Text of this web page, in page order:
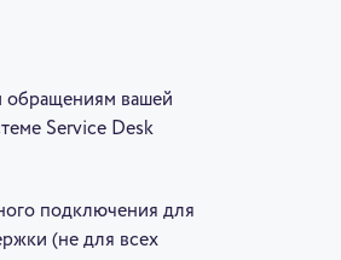
обращениям вашей
Service Desk
подключения для
(не для всех